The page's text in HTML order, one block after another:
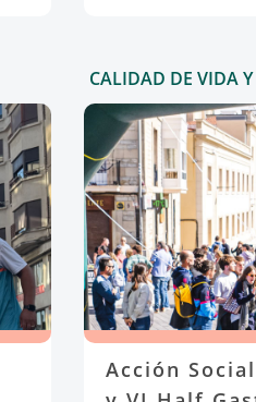
CALIDAD DE VIDA
Acción